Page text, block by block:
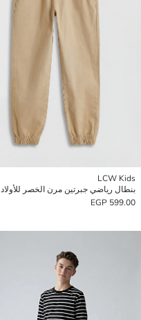
LCW Kids
بنطال رياضي جبرتين مرن الخصر للأولاد
599.00 EGP